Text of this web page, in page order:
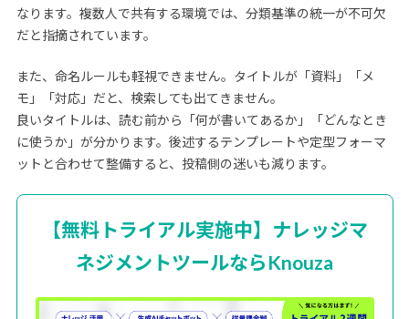
なります。複数人で共有する環境では、分類基準の統一が不可欠
だと指摘されています。
また、命名ルールも軽視できません。タイトルが「資料」「メ
モ」「対応」だと、検索しても出てきません。
良いタイトルは、読む前から「何が書いてあるか」「どんなとき
に使うか」が分かります。後述するテンプレートや定型フォーマ
ットと合わせて整備すると、投稿側の迷いも減ります。
【無料トライアル実施中】ナレッジマ
ネジメントツールならKnouza